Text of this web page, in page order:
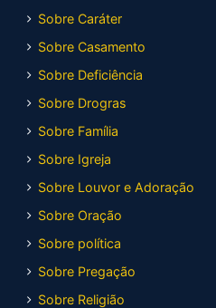
Sobre Caráter
Sobre Casamento
Sobre Deficiência
Sobre Drogras
Sobre Família
Sobre Igreja
Sobre Louvor e Adoração
Sobre Oração
Sobre política
Sobre Pregação
Sobre Religião